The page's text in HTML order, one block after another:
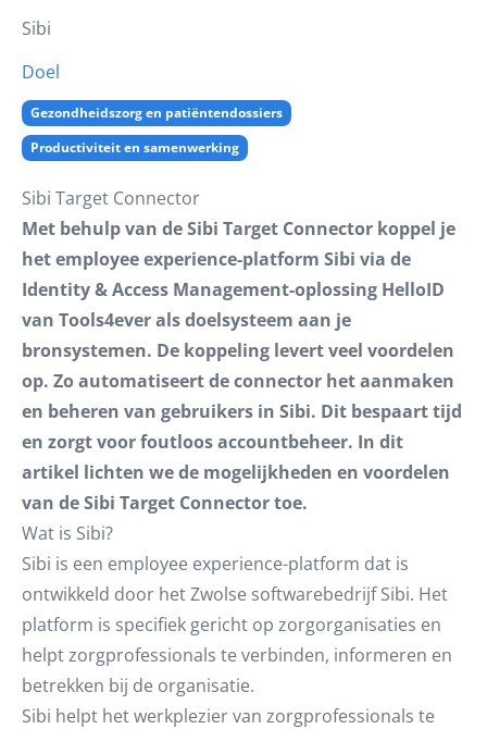
Sibi
Doel
Gezondheidszorg en patiëntendossiers
Productiviteit en samenwerking
Sibi Target Connector
Met behulp van de Sibi Target Connector koppel je
het employee experience-platform Sibi via de
Identity & Access Management-oplossing HelloID
van Tools4ever als doelsysteem aan je
bronsystemen. De koppeling levert veel voordelen
op. Zo automatiseert de connector het aanmaken
en beheren van gebruikers in Sibi. Dit bespaart tijd
en zorgt voor foutloos accountbeheer. In dit
artikel lichten we de mogelijkheden en voordelen
van de Sibi Target Connector toe.
Wat is Sibi?
Sibi is een employee experience-platform dat is
ontwikkeld door het Zwolse softwarebedrijf Sibi. Het
platform is specifiek gericht op zorgorganisaties en
helpt zorgprofessionals te verbinden, informeren en
betrekken bij de organisatie.
Sibi helpt het werkplezier van zorgprofessionals te